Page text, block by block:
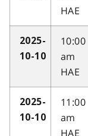
HAE
2025-
10-10
10:00
am
HAE
2025-
10-10
11:00
am
HAE